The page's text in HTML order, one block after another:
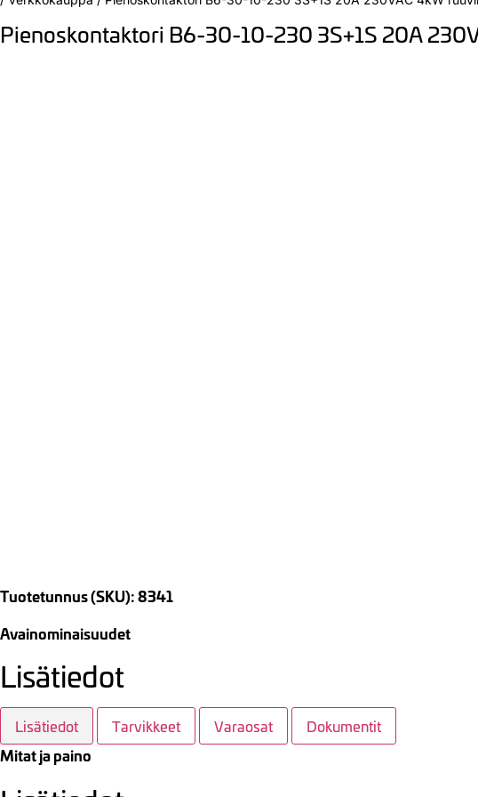
Pienoskontaktori B6-30-10-230 3S+1S 20A
Tuotetunnus (SKU): 8341
Avainominaisuudet
Lisätiedot
Lisätiedot Tarvikkeet Varaosat Dokumentit
Mitat ja paino